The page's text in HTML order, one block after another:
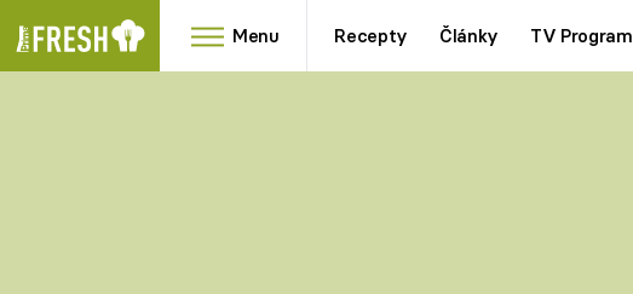
Menu Recepty Články TV Program